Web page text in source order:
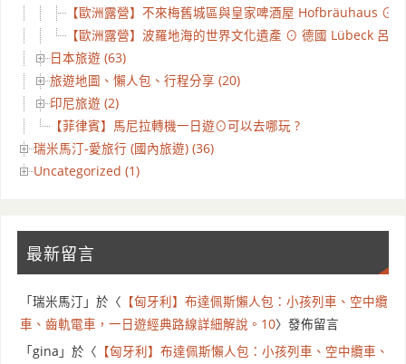
【歐洲露營】不來梅舊城區與皇家啤酒屋 Hofbräuhaus ⊙
【歐洲露營】波羅地海的世界文化遺產 ⊙ 德國 Lübeck 呂北
日本旅遊 (63)
旅遊地圖、懶人包、行程分享 (20)
印尼旅遊 (2)
【菲律賓】馬尼拉轉機一日遊⊙可以去哪玩 ?
瑞米馬汀-愛旅行 (國內旅遊) (36)
Uncategorized (1)
最新留言
「瑞米馬汀 」於〈 【匈牙利】布達佩斯懶人包：小孩列車、空中纜
車、齒軌電車，一日遊經典路線詳細解說。10〉發佈留言
「gina 」於〈 【匈牙利】布達佩斯懶人包：小孩列車、空中纜車、